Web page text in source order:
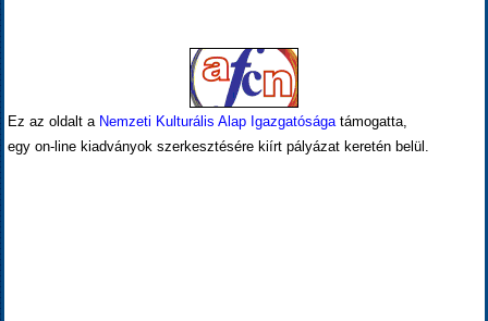
Ez az oldalt a Nemzeti Kulturális Alap Igazgatóságatámogatta,
egy on-line kiadványok szerkesztésére kiírt pályázat keretén belül.